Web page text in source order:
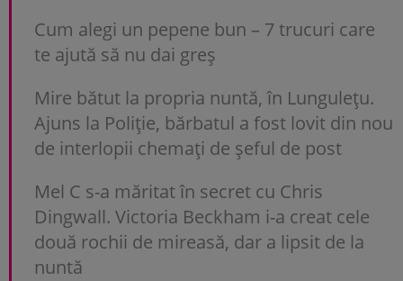
Cum alegi un pepene bun – 7 trucuri care
te ajută să nu dai greș
Mire bătut la propria nuntă, în Lungulețu.
Ajuns la Poliție, bărbatul a fost lovit din nou
de interlopii chemați de șeful de post
Mel C s-a măritat în secret cu Chris
Dingwall. Victoria Beckham i-a creat cele
două rochii de mireasă, dar a lipsit de la
nuntă